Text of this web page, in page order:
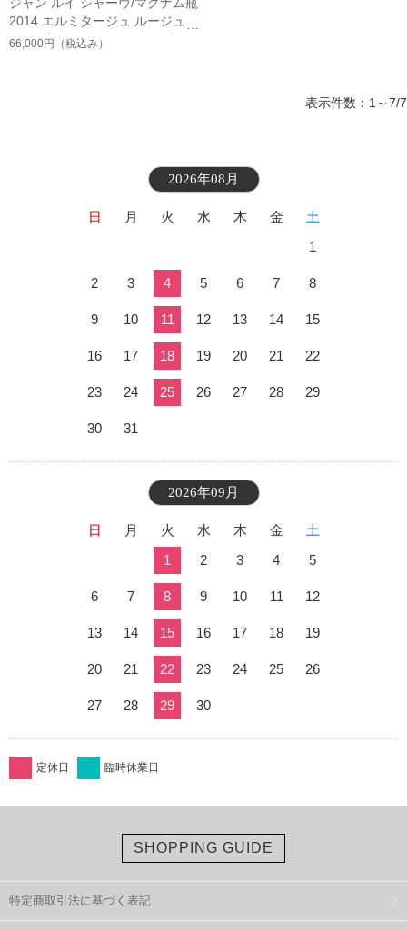
2014 エルミタージュ ルージュ1
500ml入（フランス ローヌ 赤）
66,000円 （税込み）
表示件数：1～7/7
2026年08月
日 月 火 水 木 金
土
1
2 3 4 5 6 7 8
9 10 11 12 13 14 15
16 17 18 19 20 21 22
23 24 25 26 27 28 29
30 31
2026年09月
日 月 火 水 木 金
土
1
2 3 4 5
6 7 8 9 10 11 12
13 14 15 16 17 18 19
20 21 22 23 24 25 26
27 28 29 30
定休日 臨時休業日
SHOPPING GUIDE
特定商取引法に基づく表記